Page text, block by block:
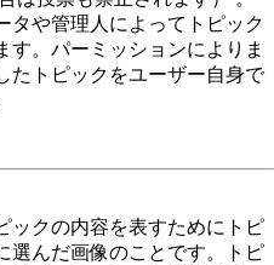
タや管理人によってトピック
す。パーミッションによりま
たトピックをユーザー自身で
ックの内容を表すためにトピ
選んだ画像のことです。トピ